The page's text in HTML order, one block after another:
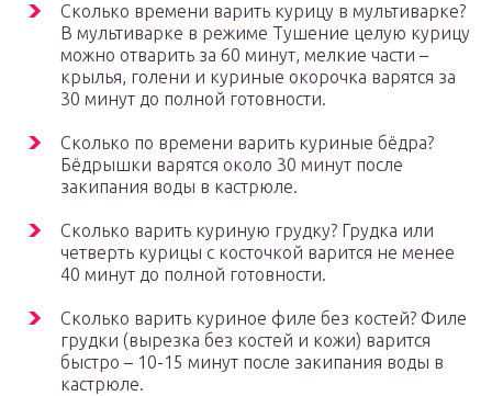
Сколько времени варить курицу в мультиварке?
В мультиварке в режиме Тушение целую курицу
можно отварить за 60 минут, мелкие части –
крылья, голени и куриные окорочка варятся за
30 минут до полной готовности.
Сколько по времени варить куриные бёдра?
Бёдрышки варятся около 30 минут после
закипания воды в кастрюле.
Сколько варить куриную грудку? Грудка или
четверть курицы с косточкой варится не менее
40 минут до полной готовности.
Сколько варить куриное филе без костей? Филе
грудки (вырезка без костей и кожи) варится
быстро – 10-15 минут после закипания воды в
кастрюле.